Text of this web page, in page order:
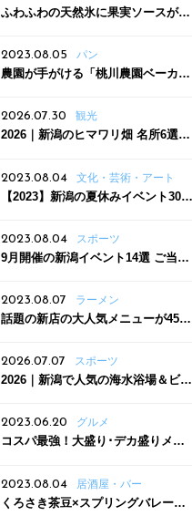
ふわふわの天然氷に果実ソースがた
三条駅近くにオープン
2023.08.05 パン
農園が手がける「桃川農園ベーカリ
った焼きたてパンのほか、ジェラー
トやスムージーも
2026.07.30 観光
2026｜新潟のヒマワリ畑 名所6選
2023.08.04
文化・芸術・アート
【2023】新潟の夏休みイベント30
2023.08.04
スポーツ
9月開催の新潟イベント14選 ご当地
2023.08.07 ラーメン
話題の新店の大人気メニューが450
クーポン登場
2026.07.07 スポーツ
2026｜新潟で人気の海水浴場＆ビー
2023.06.20
グルメ
コスパ最強！大盛り･デカ盛りメニ
2023.08.04
居酒屋・バー
くろさき茶豆×スプリングバレー豊